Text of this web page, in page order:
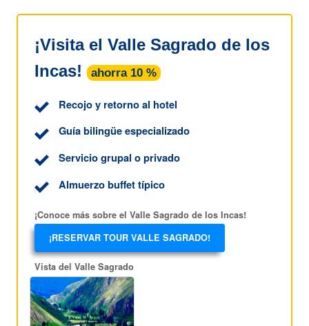
¡Visita el Valle Sagrado de los
Incas! ahorra 10 %
Recojo y retorno al hotel
Guía bilingüe especializado
Servicio grupal o privado
Almuerzo buffet típico
¡Conoce más sobre el Valle Sagrado de los Incas!
¡RESERVAR TOUR VALLE SAGRADO!
Vista del Valle Sagrado